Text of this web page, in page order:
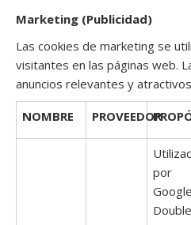
Marketing (Publicidad)
Las cookies de marketing se
visitantes en las páginas web.
anuncios relevantes y
NOMBRE PROVEEDOR
por
Google